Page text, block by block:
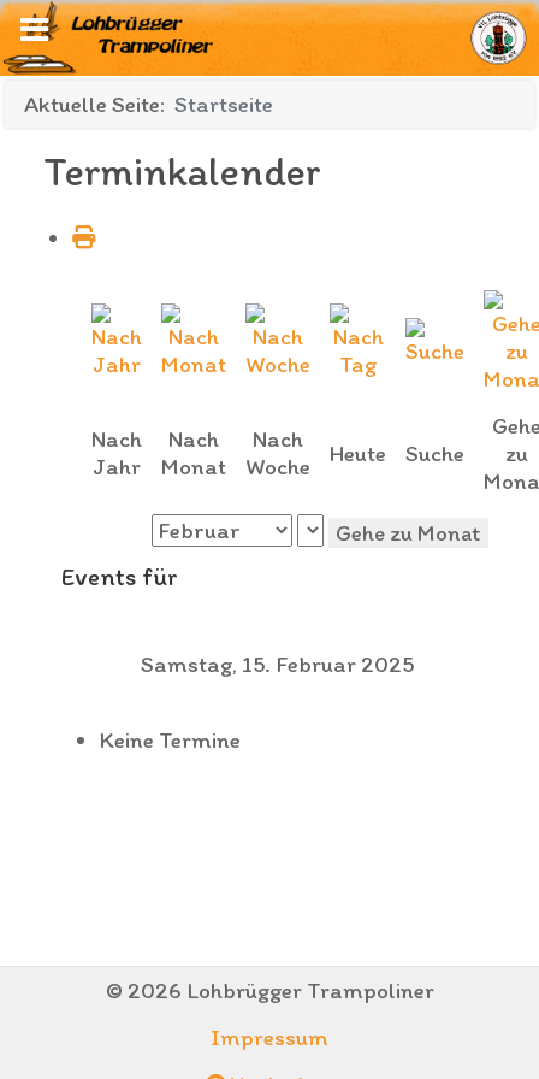
Aktuelle Seite: Startseite
Terminkalender
Nach
Jahr
Nach
Monat
Nach
Woche
Heute Suche
zu
Gehe zu Monat
Events für
Samstag, 15. Februar 2025
Keine Termine
© 2026 Lohbrügger Trampoliner
Impressum